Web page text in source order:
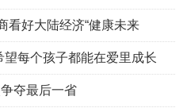
好大陆经济“健康未来
望每个孩子都能在爱里成长
夺最后一省